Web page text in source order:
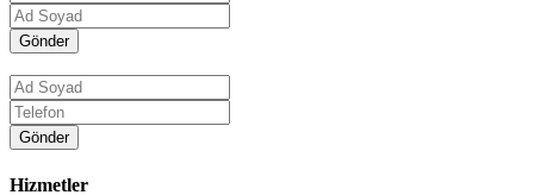
Gönder
Gönder
Hizmetler